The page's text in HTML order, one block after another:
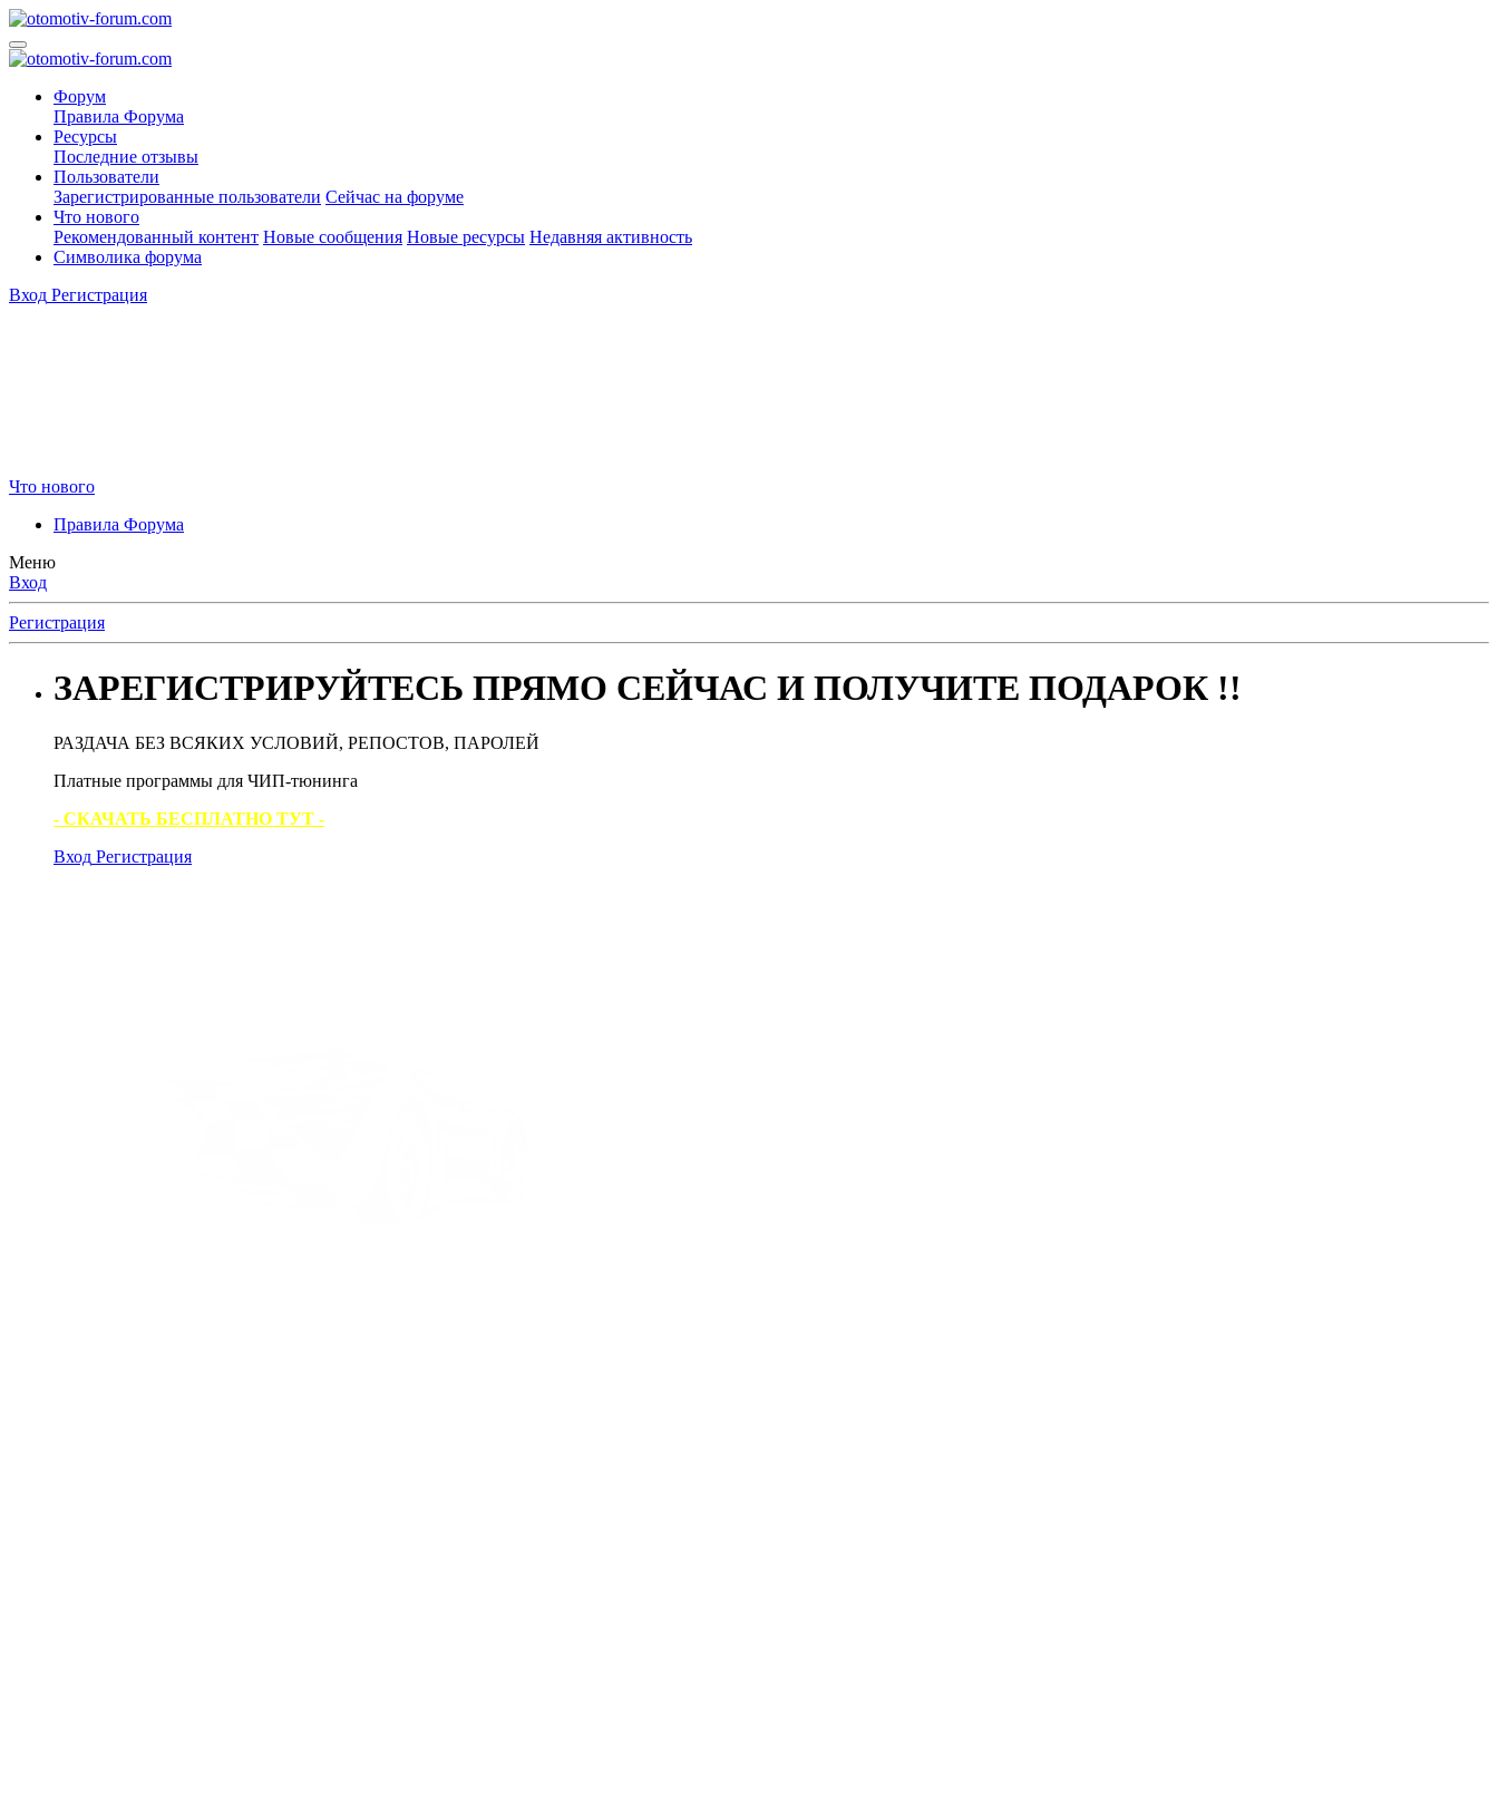
Форум
Правила Форума
Ресурсы
Последние отзывы
Пользователи
Зарегистрированные пользователи Сейчас на форуме
Что нового
Рекомендованный контент Новые сообщения Новые ресурсы Недавняя активность
Символика форума
Вход Регистрация
Что нового
Правила Форума
Меню
Вход
Регистрация
ЗАРЕГИСТРИРУЙТЕСЬ ПРЯМО СЕЙЧАС И ПОЛУЧИТЕ ПОДАРОК !!
РАЗДАЧА БЕЗ ВСЯКИХ УСЛОВИЙ, РЕПОСТОВ, ПАРОЛЕЙ
Платные программы для ЧИП-тюнинга
- СКАЧАТЬ БЕСПЛАТНО ТУТ -
Вход Регистрация